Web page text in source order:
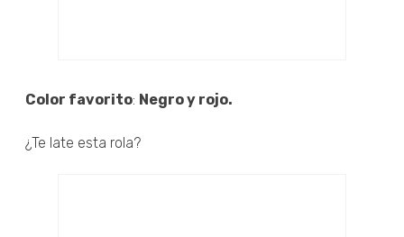
Color favorito: Negro y rojo.
¿Te late esta rola?